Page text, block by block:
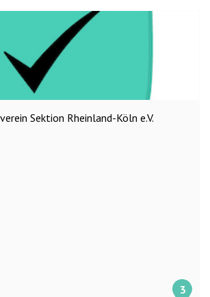
Sektion Rheinland-Köln e.V.
3